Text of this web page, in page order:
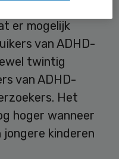
er mogelijk
van ADHD-
twintig
van ADHD-
Het
hoger wanneer
jongere kinderen